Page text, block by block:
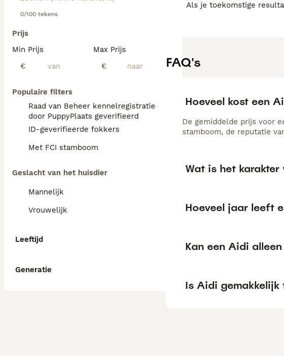
0/100 tekens
Prijs
Min Prijs
€
Max Prijs
€
Populaire filters
Raad van Beheer kennelregistratie
door PuppyPlaats geverifieerd
ID-geverifieerde fokkers
Met FCI stamboom
Geslacht van het huisdier
Mannelijk
Vrouwelijk
Leeftijd
Generatie
Als je toekomstige
FAQ's
Hoeveel kost een
De gemiddelde prijs voor
stamboom, de reputatie
Wat is het karakter
Hoeveel jaar leeft
Kan een Aidi
Is Aidi gemakkelijk